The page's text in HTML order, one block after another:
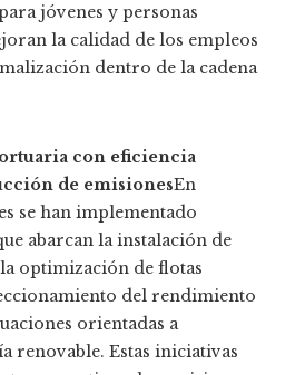
jóvenes y personas
la calidad de los empleos
dentro de la cadena
con eficiencia
de emisionesEn
se han implementado
abarcan la instalación de
optimización de flotas
del rendimiento
orientadas a
renovable. Estas iniciativas